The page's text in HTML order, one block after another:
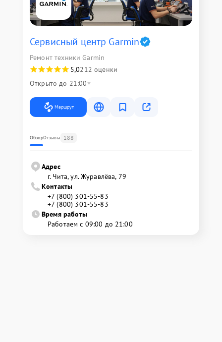
Сервисный центр Garmin
Ремонт техники Garmin
5,0212 оценки
Открыто до 21:00
Маршрут
ОбзорОтзывы 188
Адрес
г. Чита, ул. Журавлёва, 79
Контакты
+7 (800) 301-55-83
+7 (800) 301-55-83
Время работы
Работаем с 09:00 до 21:00